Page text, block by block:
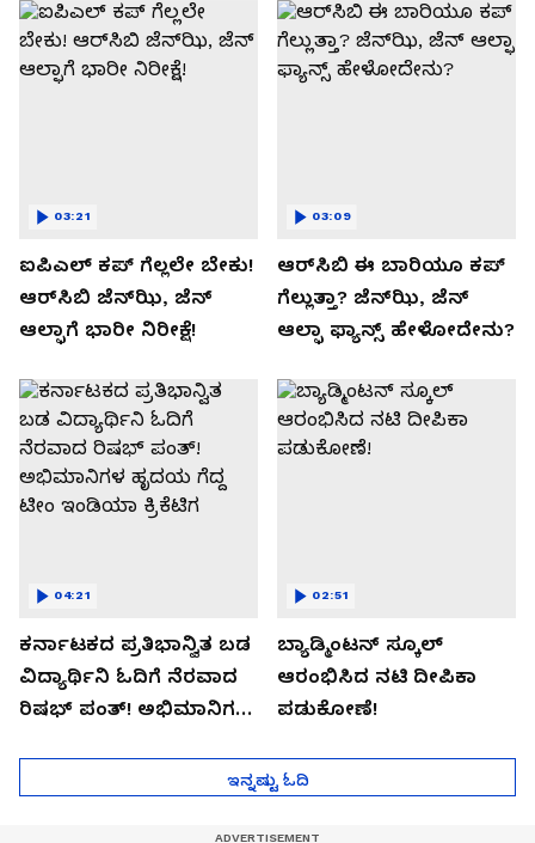
ಐಪಿಎಲ್ ಕಪ್‌ ಗೆಲ್ಲಲೇ ಬೇಕು!
ಆರ್‌ಸಿಬಿ ಜೆನ್‌ಝಿ, ಜೆನ್‌
ಆಲ್ಫಾಗೆ ಭಾರೀ ನಿರೀಕ್ಷೆ!
03:21
ಆರ್‌ಸಿಬಿ ಈ ಬಾರಿಯೂ ಕಪ್‌
ಗೆಲ್ಲುತ್ತಾ? ಜೆನ್‌ಝಿ, ಜೆನ್‌
ಆಲ್ಫಾ ಫ್ಯಾನ್ಸ್ ಹೇಳೋದೇನು?
03:09
ಕರ್ನಾಟಕದ ಪ್ರತಿಭಾನ್ವಿತ ಬಡ
ವಿದ್ಯಾರ್ಥಿನಿ ಓದಿಗೆ ನೆರವಾದ
ರಿಷಭ್ ಪಂತ್! ಅಭಿಮಾನಿಗಳ
04:21
ಬ್ಯಾಡ್ಮಿಂಟನ್ ಸ್ಕೂಲ್​
ಆರಂಭಿಸಿದ ನಟಿ ದೀಪಿಕಾ
ಪಡುಕೋಣೆ!
02:51
ಇನ್ನಷ್ಟು ಓದಿ